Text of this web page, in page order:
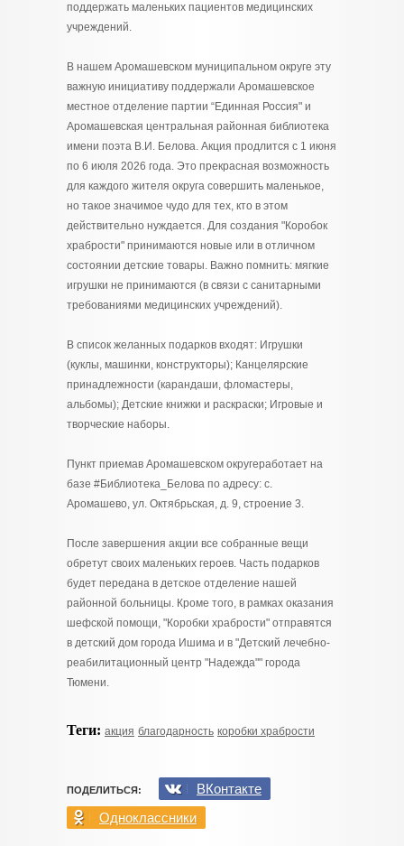
поддержать маленьких пациентов медицинских
учреждений.
В нашем Аромашевском муниципальном округе эту
важную инициативу поддержали Аромашевское
местное отделение партии “Единная Россия" и
Аромашевская центральная районная библиотека
имени поэта В.И. Белова. Акция продлится с 1 июня
по 6 июля 2026 года. Это прекрасная возможность
для каждого жителя округа совершить маленькое,
но такое значимое чудо для тех, кто в этом
действительно нуждается. Для создания "Коробок
храбрости" принимаются новые или в отличном
состоянии детские товары. Важно помнить: мягкие
игрушки не принимаются (в связи с санитарными
требованиями медицинских учреждений).
В список желанных подарков входят: Игрушки
(куклы, машинки, конструкторы); Канцелярские
принадлежности (карандаши, фломастеры,
альбомы); Детские книжки и раскраски; Игровые и
творческие наборы.
Пункт приемав Аромашевском округеработает на
базе #Библиотека_Белова по адресу: с.
Аромашево, ул. Октябрьская, д. 9, строение 3.
После завершения акции все собранные вещи
обретут своих маленьких героев. Часть подарков
будет передана в детское отделение нашей
районной больницы. Кроме того, в рамках оказания
шефской помощи, "Коробки храбрости" отправятся
в детский дом города Ишима и в "Детский лечебно-
реабилитационный центр "Надежда"" города
Тюмени.
Теги: акция благодарность коробки храбрости
ПОДЕЛИТЬСЯ:
ВКонтакте
Одноклассники